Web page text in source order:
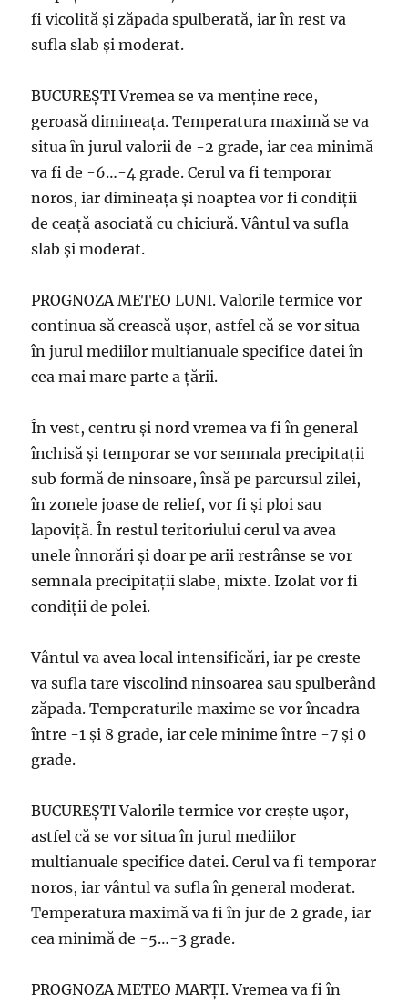
fi vicolită și zăpada spulberată, iar în rest va
sufla slab și moderat.
BUCUREŞTI Vremea se va menține rece,
geroasă dimineața. Temperatura maximă se va
situa în jurul valorii de -2 grade, iar cea minimă
va fi de -6…-4 grade. Cerul va fi temporar
noros, iar dimineața și noaptea vor fi condiții
de ceață asociată cu chiciură. Vântul va sufla
slab și moderat.
PROGNOZA METEO LUNI. Valorile termice vor
continua să crească ușor, astfel că se vor situa
în jurul mediilor multianuale specifice datei în
cea mai mare parte a țării.
În vest, centru și nord vremea va fi în general
închisă și temporar se vor semnala precipitații
sub formă de ninsoare, însă pe parcursul zilei,
în zonele joase de relief, vor fi și ploi sau
lapoviță. În restul teritoriului cerul va avea
unele înnorări și doar pe arii restrânse se vor
semnala precipitații slabe, mixte. Izolat vor fi
condiții de polei.
Vântul va avea local intensificări, iar pe creste
va sufla tare viscolind ninsoarea sau spulberând
zăpada. Temperaturile maxime se vor încadra
între -1 și 8 grade, iar cele minime între -7 și 0
grade.
BUCUREŞTI Valorile termice vor crește ușor,
astfel că se vor situa în jurul mediilor
multianuale specifice datei. Cerul va fi temporar
noros, iar vântul va sufla în general moderat.
Temperatura maximă va fi în jur de 2 grade, iar
cea minimă de -5…-3 grade.
PROGNOZA METEO MARŢI. Vremea va fi în